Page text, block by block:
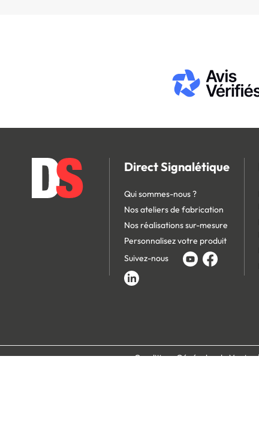
Direct Signalétique
Qui sommes-nous ?
Nos ateliers de fabrication
Nos réalisations sur-mesure
Personnalisez votre produit
Suivez-nous
Conditions Générales de Vente